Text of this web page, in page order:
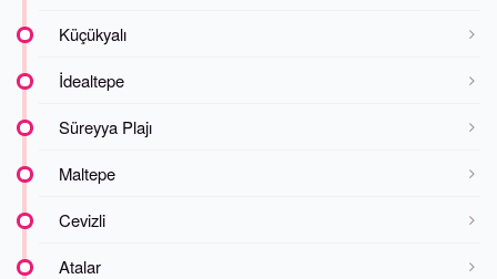
Küçükyalı
İdealtepe
Süreyya Plajı
Maltepe
Cevizli
Atalar